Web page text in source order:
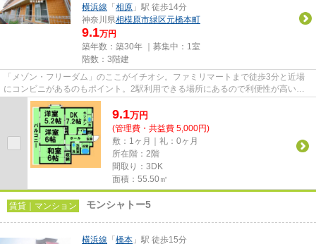
横浜線 「 相原 」駅 徒歩14分
神奈川県相模原市緑区元橋本町
9.1万円
築年数：築30年 ｜募集中： 1室
階数：3階建
「メゾン・フリーダム」のここがイチオシ。ファミリマートまで徒歩3分と近場
にコンビニがあるのもポイント。2駅利用できる場所にあるので利便性が高いで
す。こちらの物件はアパートで...
9.1万円
(管理費・共益費 5,000円)
敷：1ヶ月｜礼：0ヶ月
所在階：2階
間取り：3DK
面積：55.50㎡
賃貸｜マンション モンシャトー5
横浜線 「 橋本 」駅 徒歩15分